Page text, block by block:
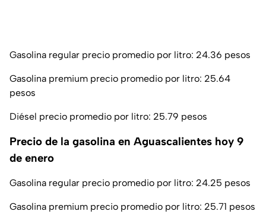
Gasolina regular precio promedio por litro: 24.36 pesos
Gasolina premium precio promedio por litro: 25.64
pesos
Diésel precio promedio por litro: 25.79 pesos
Precio de la gasolina en Aguascalientes hoy 9
de enero
Gasolina regular precio promedio por litro: 24.25 pesos
Gasolina premium precio promedio por litro: 25.71 pesos